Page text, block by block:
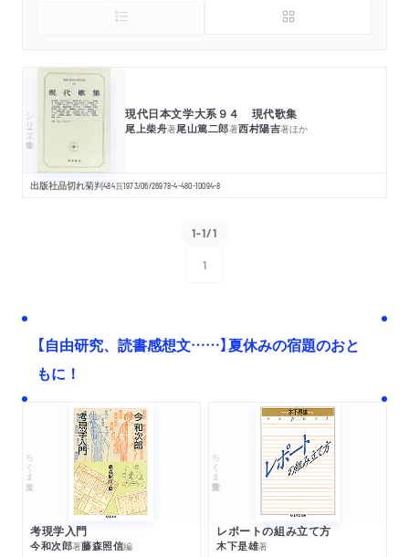
シリーズ・全集 現代日本文学大系９４ 現代歌集
尾上柴舟著尾山篤二郎著西村陽吉著ほか
出版社品切れ菊判484頁1973/06/26978-4-480-10094-8
1-1/1
1
【自由研究、読書感想文……】夏休みの宿題のおと
もに！
ちくま文庫
考現学入門
今和次郎著藤森照信編
ちくま学芸文庫
レポートの組み立て方
木下是雄著